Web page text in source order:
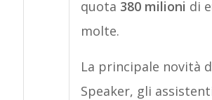
quota 380 milioni di
molte.
La principale novità
Speaker, gli